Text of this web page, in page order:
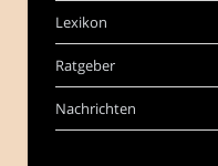
Lexikon
Ratgeber
Nachrichten